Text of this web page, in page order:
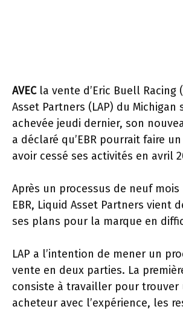
AVECla vente d’Eric Buell Racing
Asset Partners (LAP) du Michigan
achevée jeudi dernier, son
a déclaré qu’EBR pourrait faire
avoir cessé ses activités en avril
Après un processus de neuf
EBR, Liquid Asset Partners vient
ses plans pour la marque en
LAP a l’intention de mener un
vente en deux parties. La
consiste à travailler pour trouver
acheteur avec l’expérience, les